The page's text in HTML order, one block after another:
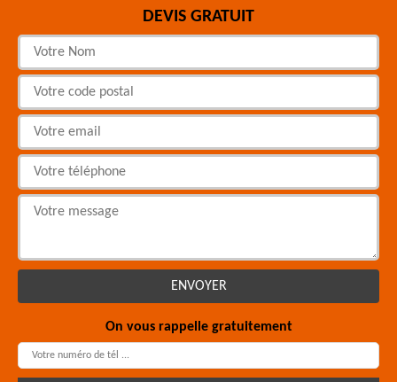
DEVIS GRATUIT
On vous rappelle gratuitement